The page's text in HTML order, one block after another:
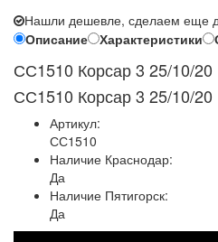
Нашли дешевле, сделаем еще
Описание
Характеристики
СС1510 Корсар 3 25/10/20
СС1510 Корсар 3 25/10/20
Артикул:
СС1510
Наличие Краснодар:
Да
Наличие Пятигорск:
Да